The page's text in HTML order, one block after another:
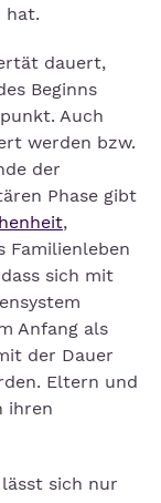
hat.
dauert,
Beginns
Auch
werden bzw.
der
Phase gibt
,
Familienleben
sich mit
Anfang als
der Dauer
Eltern und
ihren
sich nur